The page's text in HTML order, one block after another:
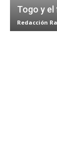
Togo y el
Redacción